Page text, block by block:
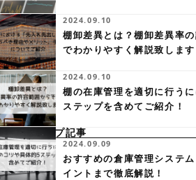
2024.09.10
棚卸差異とは？棚卸差異率
でわかりやすく解説致します
2024.09.10
棚の在庫管理を適切に行う
ステップを含めてご紹介！
ピックアップ記事
2024.09.09
おすすめの倉庫管理システ
イントまで徹底解説！